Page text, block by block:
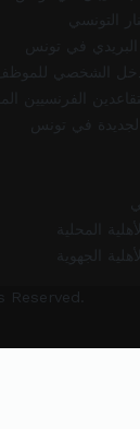
التونسي
في تونس
الشخصي للموظف/
الفرنسيين
في تونس
المحلية
الجهوية
Reserved.